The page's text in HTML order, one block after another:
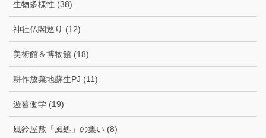
生物多様性 (38)
神社仏閣巡り (12)
美術館＆博物館 (18)
耕作放棄地蘇生PJ (11)
遊暮働学 (19)
風鈴屋敷「風処」の集い (8)